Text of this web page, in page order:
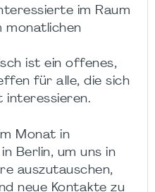
im Raum
monatlichen
ist ein offenes,
für alle, die sich
interessieren.
Monat in
Berlin, um uns in
auszutauschen,
neue Kontakte zu